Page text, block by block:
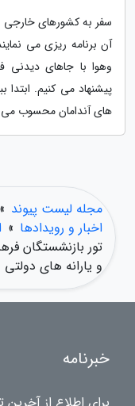
سفر به کشورهای خارجی
آن برنامه ریزی می
وهوا با جاهای دیدنی
پیشنهاد می کنیم.
های آندامان محسوب می
مجله لیست پیوند »
اخبار و رویدادها »
تور بازنشستگان
و یارانه های دولتی
خبرنامه